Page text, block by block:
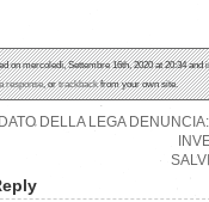
on mercoledì, Settembre 16th, 2020 at 20:34 and
response, ortrackbackfrom your own site.
DELLA LEGA